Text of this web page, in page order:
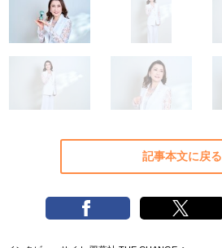
70代のグランドデザイン
社会・カルチャー・マネー
地域とつながる/お金との付き合い方
記事本文に戻る